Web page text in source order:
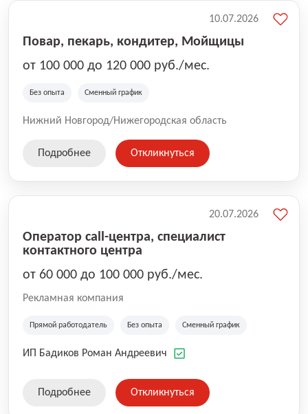
Повар, пекарь, кондитер, Мойщицы
от 100 000 до 120 000 руб./мес.
Без опыта Сменный график
Нижний Новгород/Нижегородская область
10.07.2026
Подробнее Откликнуться
Оператор call-центра, специалист
контактного центра
от 60 000 до 100 000 руб./мес.
Рекламная компания
Прямой работодатель Без опыта Сменный график
ИП Бадиков Роман Андреевич
20.07.2026
Подробнее Откликнуться